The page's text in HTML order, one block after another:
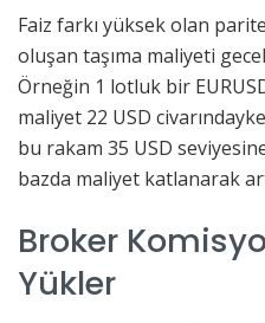
Faiz farkı yüksek olan
oluşan taşıma maliyeti
Örneğin 1 lotluk bir
maliyet 22 USD
bu rakam 35 USD
bazda maliyet katlanarak
Broker
Yükler